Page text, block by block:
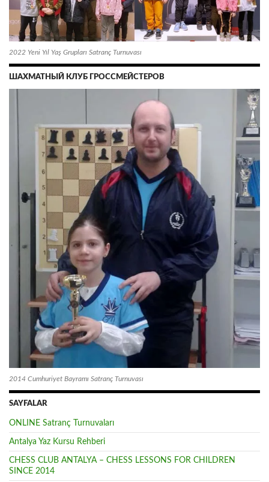
2022 Yeni Yıl Yaş Grupları Satranç Turnuvası
ШАХМАТНЫЙ КЛУБ ГРОССМЕЙСТЕРОВ
2014 Cumhuriyet Bayramı Satranç Turnuvası
SAYFALAR
ONLINE Satranç Turnuvaları
Antalya Yaz Kursu Rehberi
CHESS CLUB ANTALYA – CHESS LESSONS FOR CHILDREN
SINCE 2014